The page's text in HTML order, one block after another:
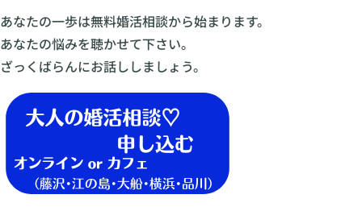
あなたの一歩は無料婚活相談から始まります。
あなたの悩みを聴かせて下さい。
ざっくばらんにお話ししましょう。